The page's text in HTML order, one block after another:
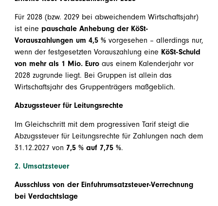
Für 2028 (bzw. 2029 bei abweichendem Wirtschaftsjahr)
ist eine pauschale Anhebung der KöSt-
Vorauszahlungen um 4,5 % vorgesehen – allerdings nur,
wenn der festgesetzten Vorauszahlung eine KöSt-Schuld
von mehr als 1 Mio. Euro aus einem Kalenderjahr vor
2028 zugrunde liegt. Bei Gruppen ist allein das
Wirtschaftsjahr des Gruppenträgers maßgeblich.
Abzugssteuer für Leitungsrechte
Im Gleichschritt mit dem progressiven Tarif steigt die
Abzugssteuer für Leitungsrechte für Zahlungen nach dem
31.12.2027 von 7,5 % auf 7,75 %.
2. Umsatzsteuer
Ausschluss von der Einfuhrumsatzsteuer-Verrechnung
bei Verdachtslage